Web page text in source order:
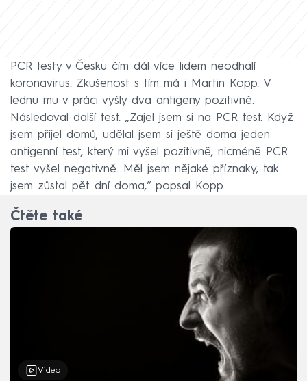
PCR testy v Česku čím dál více lidem neodhalí
koronavirus. Zkušenost s tím má i Martin Kopp. V
lednu mu v práci vyšly dva antigeny pozitivně.
Následoval další test. „Zajel jsem si na PCR test. Když
jsem přijel domů, udělal jsem si ještě doma jeden
antigenní test, který mi vyšel pozitivně, nicméně PCR
test vyšel negativně. Měl jsem nějaké příznaky, tak
jsem zůstal pět dní doma,“ popsal Kopp.
Čtěte také
Video